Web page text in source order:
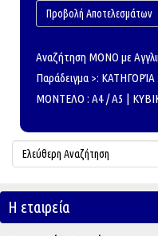
Αναζήτηση ΜΟΝΟ με
Παράδειγμα >:
ΜΟΝΤΕΛΟ : A4 / A5 |
Η εταιρεία